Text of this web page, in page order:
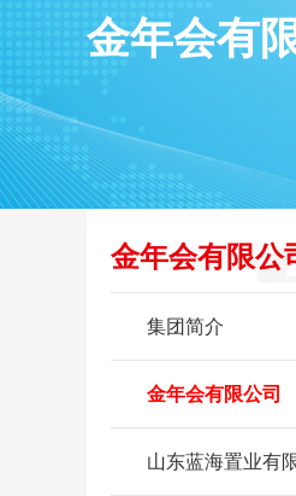
金年会有
金年会有限公
集团简介
金年会有限公司
山东蓝海置业有